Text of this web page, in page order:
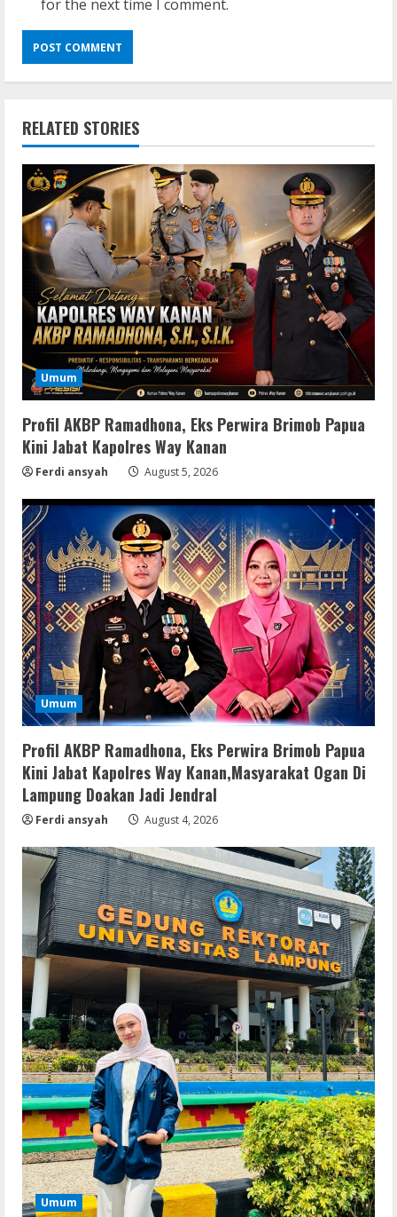
for the next time I comment.
RELATED STORIES
Umum
Profil AKBP Ramadhona, Eks Perwira Brimob Papua
Kini Jabat Kapolres Way Kanan
Ferdi ansyah August 5, 2026
Umum
Profil AKBP Ramadhona, Eks Perwira Brimob Papua
Kini Jabat Kapolres Way Kanan,Masyarakat Ogan Di
Lampung Doakan Jadi Jendral
Ferdi ansyah August 4, 2026
Umum
2
Coyote vs. Acme 2026 Pre-DVDRip
2160𝚙 AVC
August 7, 2026
3
Serialers
MATLAB R2024b Crack exe [Full] x64
Bypass
August 7, 2026
4
Serialers
VMware Workstation Portable +
Activator Final
August 6, 2026
Serialers
MATLAB Crack + Portable Clean